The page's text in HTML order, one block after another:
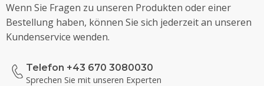
Wenn Sie Fragen zu unseren Produkten oder einer
Bestellung haben, können Sie sich jederzeit an unseren
Kundenservice wenden.
Telefon +43 670 3080030
Sprechen Sie mit unseren Experten